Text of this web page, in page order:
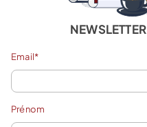
NEWSLETTER
Email*
Prénom